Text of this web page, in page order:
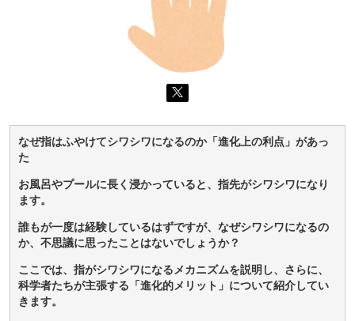
なぜ指はふやけてシワシワになるのか「進化上の利点」があっ
た
お風呂やプールに長く浸かっていると、指先がシワシワになり
ます。
誰もが一度は経験しているはずですが、なぜシワシワになるの
か、不思議に思ったことはないでしょうか？
ここでは、指がシワシワになるメカニズムを説明し、さらに、
科学者たちが主張する「進化的メリット」について紹介してい
きます。